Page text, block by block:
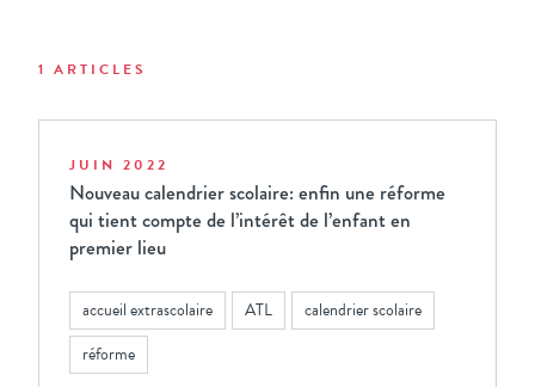
1 ARTICLES
JUIN 2022
Nouveau calendrier scolaire: enfin une réforme
qui tient compte de l’intérêt de l’enfant en
premier lieu
accueil extrascolaire ATL
calendrier scolaire
réforme